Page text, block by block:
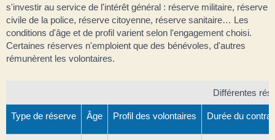
s'investir au service de l'intérêt général : réserve militaire, réserve
civile de la police, réserve citoyenne, réserve sanitaire… Les
conditions d'âge et de profil varient selon l'engagement choisi.
Certaines réserves n'emploient que des bénévoles, d'autres
rémunèrent les volontaires.
Différentes
Type de réserve Âge Profil des volontaires Durée du contrat